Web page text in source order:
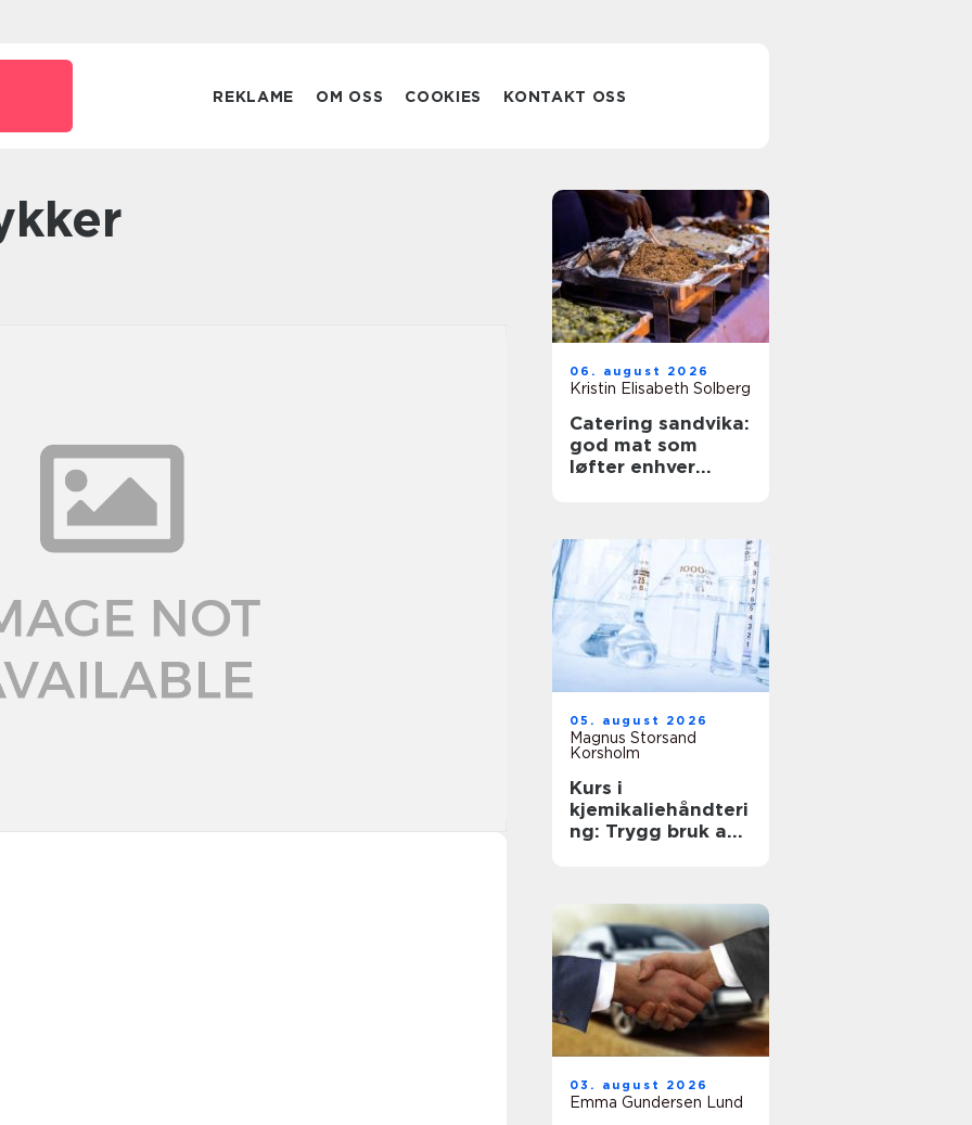
REKLAME OM OSS COOKIES KONTAKT OSS
06. august 2026
Kristin Elisabeth Solberg
Catering sandvika:
god mat som
løfter enhver
05. august 2026
Magnus Storsand
Korsholm
Kurs i
kjemikaliehåndteri
ng: Trygg bruk av
03. august 2026
Emma Gundersen Lund